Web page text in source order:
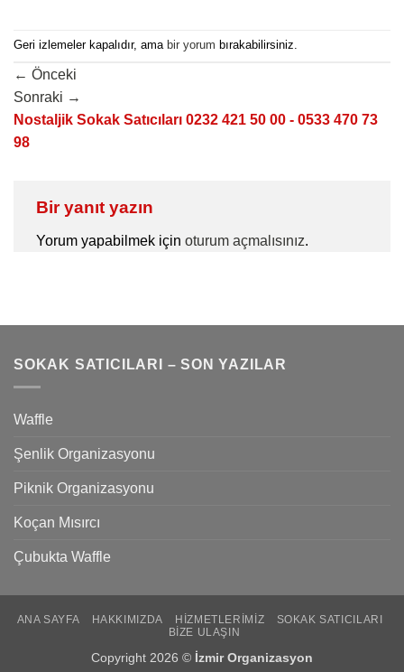
Geri izlemeler kapalıdır, ama bir yorum bırakabilirsiniz.
← Önceki
Sonraki →
Nostaljik Sokak Satıcıları 0232 421 50 00 - 0533 470 73
98
Bir yanıt yazın
Yorum yapabilmek için oturum açmalısınız.
SOKAK SATICILARI – SON YAZILAR
Waffle
Şenlik Organizasyonu
Piknik Organizasyonu
Koçan Mısırcı
Çubukta Waffle
ANA SAYFA HAKKIMIZDA HIZMETLERIMIZ
SOKAK SATICILARI
BIZE ULAŞIN
Copyright 2026 © İzmir Organizasyon